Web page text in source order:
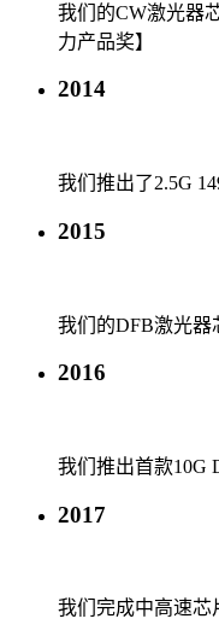
我们的CW激光器
力产品奖】
2014
我们推出了2.5G
2015
我们的DFB激光器
2016
我们推出首款10G
2017
我们完成中高速芯